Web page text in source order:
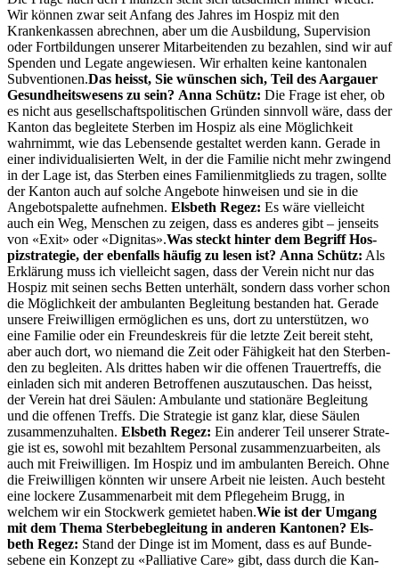
Wir kön­nen zwar seit Anfang des Jahres im Hos­piz mit den
Krankenkassen abrech­nen, aber um die Aus­bil­dung, Super­vi­sion
oder Fort­bil­dun­gen unser­er Mitar­bei­t­en­den zu bezahlen, sind wir auf
Spenden und Legate angewiesen. Wir erhal­ten keine kan­tonalen
Sub­ven­tio­nen.Das heisst, Sie wün­schen sich, Teil des Aar­gauer
Gesund­heitswe­sens zu sein? Anna Schütz: Die Frage ist eher, ob
es nicht aus gesellschaft­spoli­tis­chen Grün­den sin­nvoll wäre, dass der
Kan­ton das begleit­ete Ster­ben im Hos­piz als eine Möglichkeit
wahrn­immt, wie das Lebensende gestal­tet wer­den kann. Ger­ade in
ein­er indi­vid­u­al­isierten Welt, in der die Fam­i­lie nicht mehr zwin­gend
in der Lage ist, das Ster­ben eines Fam­i­lien­mit­glieds zu tra­gen, sollte
der Kan­ton auch auf solche Ange­bote hin­weisen und sie in die
Ange­botspalette aufnehmen. Els­beth Regez: Es wäre vielle­icht
auch ein Weg, Men­schen zu zeigen, dass es anderes gibt – jen­seits
von «Exit» oder «Dig­ni­tas».Was steckt hin­ter dem Begriff Hos­
pizs­trate­gie, der eben­falls häu­fig zu lesen ist? Anna Schütz: Als
Erk­lärung muss ich vielle­icht sagen, dass der Vere­in nicht nur das
Hos­piz mit seinen sechs Bet­ten unter­hält, son­dern dass vorher schon
die Möglichkeit der ambu­lanten Begleitung bestanden hat. Ger­ade
unsere Frei­willi­gen ermöglichen es uns, dort zu unter­stützen, wo
eine Fam­i­lie oder ein Fre­un­deskreis für die let­zte Zeit bere­it ste­ht,
aber auch dort, wo nie­mand die Zeit oder Fähigkeit hat den Ster­ben­
den zu begleit­en. Als drittes haben wir die offe­nen Trauertr­e­ffs, die
ein­laden sich mit anderen Betrof­fe­nen auszu­tauschen. Das heisst,
der Vere­in hat drei Säulen: Ambu­lante und sta­tionäre Begleitung
und die offe­nen Tre­ffs. Die Strate­gie ist ganz klar, diese Säulen
zusam­men­zuhal­ten. Els­beth Regez: Ein ander­er Teil unser­er Strate­
gie ist es, sowohl mit bezahltem Per­son­al zusam­men­zuar­beit­en, als
auch mit Frei­willi­gen. Im Hos­piz und im ambu­lanten Bere­ich. Ohne
die Frei­willi­gen kön­nten wir unsere Arbeit nie leis­ten. Auch beste­ht
eine lockere Zusam­me­nar­beit mit dem Pflege­heim Brugg, in
welchem wir ein Stock­w­erk gemietet haben.Wie ist der Umgang
mit dem The­ma Ster­be­be­gleitung in anderen Kan­to­nen? Els­
beth Regez: Stand der Dinge ist im Moment, dass es auf Bun­de­
sebene ein Konzept zu «Pal­lia­tive Care» gibt, dass durch die Kan­